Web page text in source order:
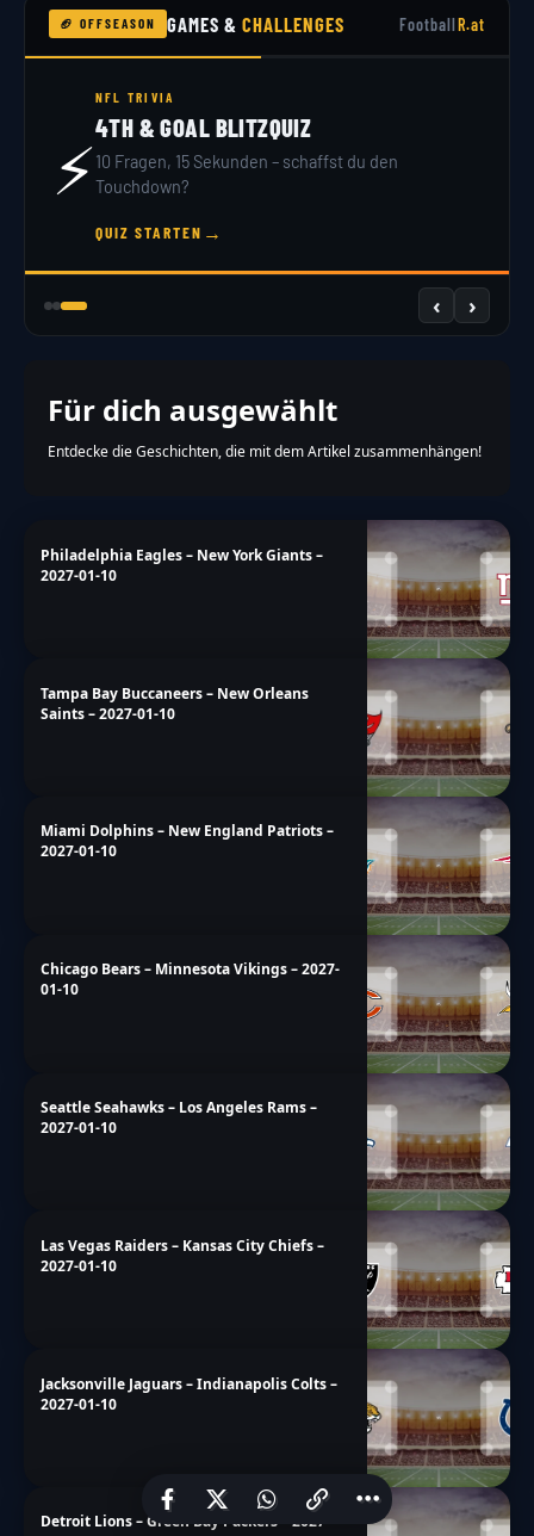
🏈 OFFSEASON GAMES &CHALLENGES FootballR.at
⚡
NFL TRIVIA
4TH & GOAL BLITZQUIZ
10 Fragen, 15 Sekunden – schaffst du den
Touchdown?
QUIZ STARTEN →
‹ ›
Für dich ausgewählt
Entdecke die Geschichten, die mit dem Artikel zusammenhängen!
Philadelphia Eagles – New York Giants –
2027-01-10
Tampa Bay Buccaneers – New Orleans
Saints – 2027-01-10
Miami Dolphins – New England Patriots –
2027-01-10
Chicago Bears – Minnesota Vikings – 2027-
01-10
Seattle Seahawks – Los Angeles Rams –
2027-01-10
Las Vegas Raiders – Kansas City Chiefs –
2027-01-10
Jacksonville Jaguars – Indianapolis Colts –
2027-01-10
Detroit Lions – Green Bay Packers – 2027-